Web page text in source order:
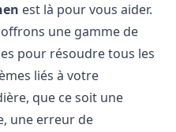
est là pour vous aider.
une gamme de
pour résoudre tous les
liés à votre
que ce soit une
une erreur de